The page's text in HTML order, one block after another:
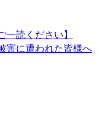
一読ください】
害に遭われた皆様へ